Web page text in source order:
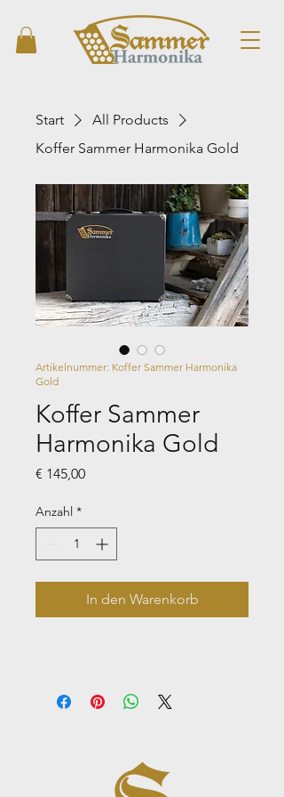
Start
All Products
Koffer Sammer Harmonika Gold
Artikelnummer: Koffer Sammer Harmonika
Gold
Koffer Sammer
Harmonika Gold
€ 145,00Preis
Anzahl *
In den Warenkorb